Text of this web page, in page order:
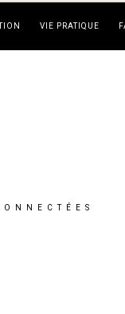
VIE PRATIQUE